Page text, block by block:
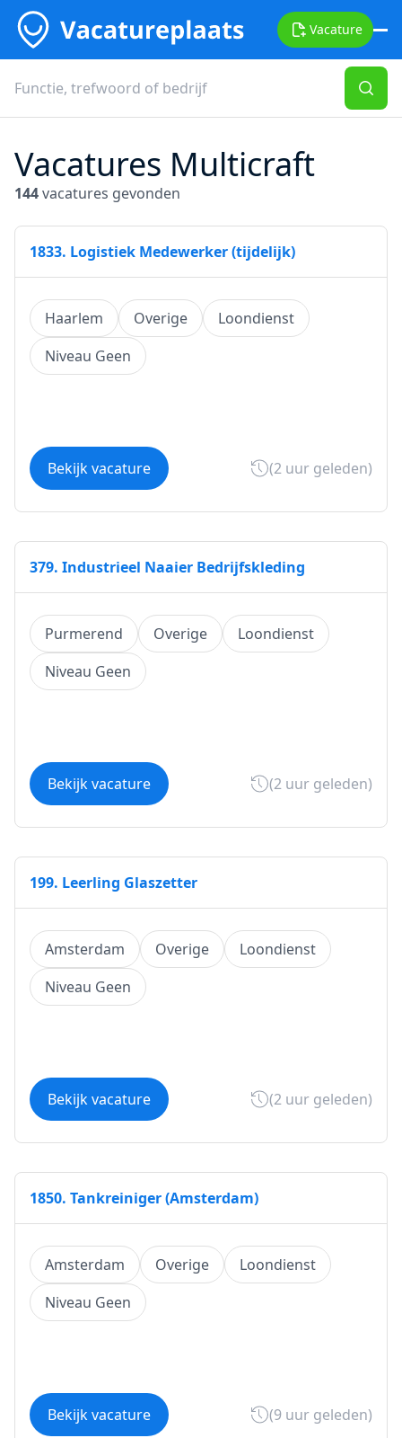
Vacature
Vacatures Multicraft
144vacatures gevonden
1833. Logistiek Medewerker (tijdelijk)
Haarlem Overige
Loondienst
Niveau Geen
Bekijk vacature (2 uur geleden)
379. Industrieel Naaier Bedrijfskleding
Purmerend Overige
Loondienst
Niveau Geen
Bekijk vacature (2 uur geleden)
199. Leerling Glaszetter
Amsterdam Overige
Loondienst
Niveau Geen
Bekijk vacature (2 uur geleden)
1850. Tankreiniger (Amsterdam)
Amsterdam Overige
Loondienst
Niveau Geen
Bekijk vacature (9 uur geleden)